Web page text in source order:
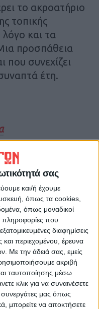
σας
και/ή έχουμε
όπως τα cookies,
όπως μοναδικοί
πληροφορίες που
διαφημίσεις
και περιεχομένου, έρευνα
Με την άδειά σας, εμείς
ακριβή
ταυτοποίησης μέσω
κλικ για να συναινέσετε
συνεργάτες μας όπως
μπορείτε να αποκτήσετε
το ακροατήριο
τοπικής
και τα
προσπάθεια
συνεχίζει
έτη.
εφημερίδα ΝΕΟΣ
News!
περιοχή της
της Θεσσαλίας
ΕΠΟΜΕΝΟ ΑΡΘΡΟ
του εκλογικού
αγώνα